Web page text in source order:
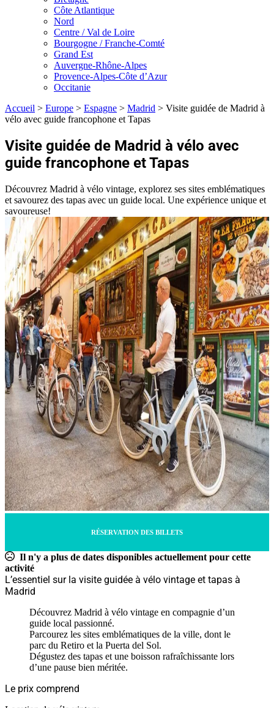
Côte Atlantique
Nord
Centre / Val de Loire
Bourgogne / Franche-Comté
Grand Est
Auvergne-Rhône-Alpes
Provence-Alpes-Côte d’Azur
Occitanie
Accueil > Europe > Espagne > Madrid > Visite guidée de Madrid à
vélo avec guide francophone et Tapas
Visite guidée de Madrid à vélo avec
guide francophone et Tapas
Découvrez Madrid à vélo vintage, explorez ses sites emblématiques
et savourez des tapas avec un guide local. Une expérience unique et
savoureuse!
RÉSERVATION DES BILLETS
Il n'y a plus de dates disponibles actuellement pour cette
activité
L’essentiel sur la visite guidée à vélo vintage et tapas à
Madrid
Découvrez Madrid à vélo vintage en compagnie d’un
guide local passionné.
Parcourez les sites emblématiques de la ville, dont le
parc du Retiro et la Puerta del Sol.
Dégustez des tapas et une boisson rafraîchissante lors
d’une pause bien méritée.
Le prix comprend